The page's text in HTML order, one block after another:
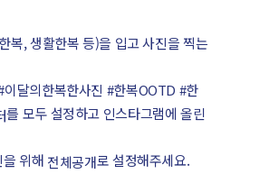
복, 생활한복 등)을 입고 사진을 찍는
이달의한복한사진 #한복OOTD #한
를 모두 설정하고 인스타그램에 올린
위해 전체공개로 설정해주세요.